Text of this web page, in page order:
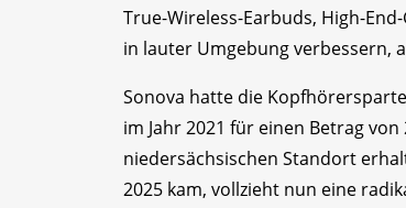
True-Wireless-Earbuds, High-
in lauter Umgebung verbessern,
Sonova hatte die
im Jahr 2021 für einen Betrag
niedersächsischen Standort
2025 kam, vollzieht nun eine